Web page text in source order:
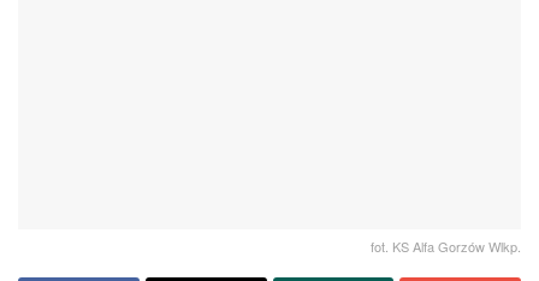
fot. KS Alfa Gorzów Wlkp.